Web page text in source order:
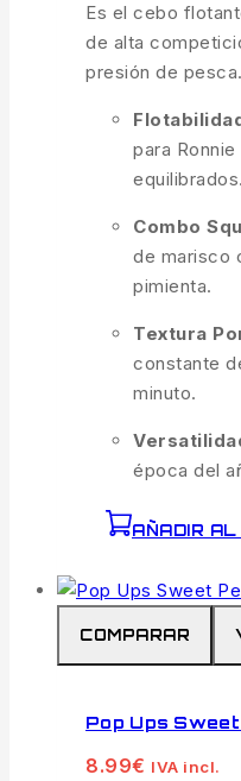
Es el cebo
de alta
presión de pesca.
para
equilibrados.
Combo
de marisco
pimienta.
Textura
constante
minuto.
época del
AÑADIR AL
COMPARAR
Pop Ups
8.99€ IVA incl.